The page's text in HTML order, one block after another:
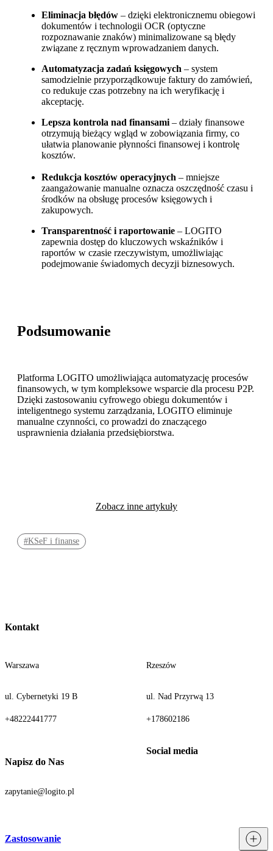
Eliminacja błędów – dzięki elektronicznemu obiegowi
dokumentów i technologii OCR (optyczne
rozpoznawanie znaków) minimalizowane są błędy
związane z ręcznym wprowadzaniem danych.
Automatyzacja zadań księgowych – system
samodzielnie przyporządkowuje faktury do zamówień,
co redukuje czas potrzebny na ich weryfikację i
akceptację.
Lepsza kontrola nad finansami – działy finansowe
otrzymują bieżący wgląd w zobowiązania firmy, co
ułatwia planowanie płynności finansowej i kontrolę
kosztów.
Redukcja kosztów operacyjnych – mniejsze
zaangażowanie manualne oznacza oszczędność czasu i
środków na obsługę procesów księgowych i
zakupowych.
Transparentność i raportowanie – LOGITO
zapewnia dostęp do kluczowych wskaźników i
raportów w czasie rzeczywistym, umożliwiając
podejmowanie świadomych decyzji biznesowych.
Podsumowanie
Platforma LOGITO umożliwiająca automatyzację procesów
finansowych, w tym kompleksowe wsparcie dla procesu P2P.
Dzięki zastosowaniu cyfrowego obiegu dokumentów i
inteligentnego systemu zarządzania, LOGITO eliminuje
manualne czynności, co prowadzi do znaczącego
usprawnienia działania przedsiębiorstwa.
Zobacz inne artykuły
#KSeF i finanse
Kontakt
Warszawa
ul. Cybernetyki 19 B
+48222441777
Rzeszów
ul. Nad Przyrwą 13
+178602186
Napisz do Nas
zapytanie@logito.pl
Zastosowanie